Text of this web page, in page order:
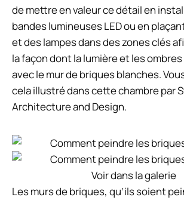
de mettre en valeur ce détail en
bandes lumineuses LED ou en
et des lampes dans des zones clés
la façon dont la lumière et les
avec le mur de briques blanches.
cela illustré dans cette chambre par
Architecture and Design.
Voir dans la galerie
Les murs de briques, qu’ils soient